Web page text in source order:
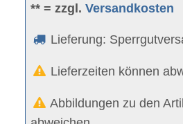
** = zzgl.Versandkosten
Lieferung:
Lieferzeiten können
Abbildungen zu den